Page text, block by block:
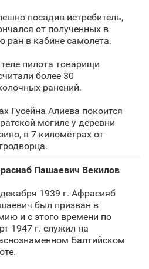
посадив истребитель,
от полученных в
ран в кабине самолета.
пилота товарищи
более 30
ранений.
Гусейна Алиева покоится
могиле у деревни
в 7 километрах от
Пашаевич Векилов
1939 г. Афрасияб
был призван в
и с этого времени по
1947 г. служил на
Балтийском